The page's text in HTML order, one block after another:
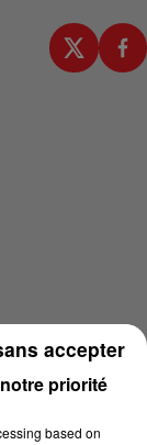
priorité
based on
accepter